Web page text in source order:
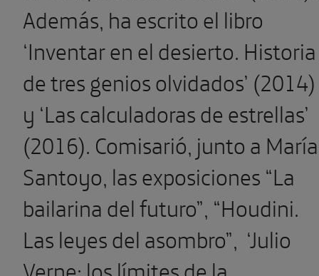
Además, ha escrito el libro
‘Inventar en el desierto. Historia
de tres genios olvidados’ (2014)
y ‘Las calculadoras de estrellas’
(2016). Comisarió, junto a María
Santoyo, las exposiciones “La
bailarina del futuro”, “Houdini.
Las leyes del asombro”, ‘Julio